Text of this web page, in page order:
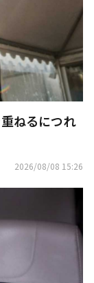
ねるにつれ
2026/08/08 15:26